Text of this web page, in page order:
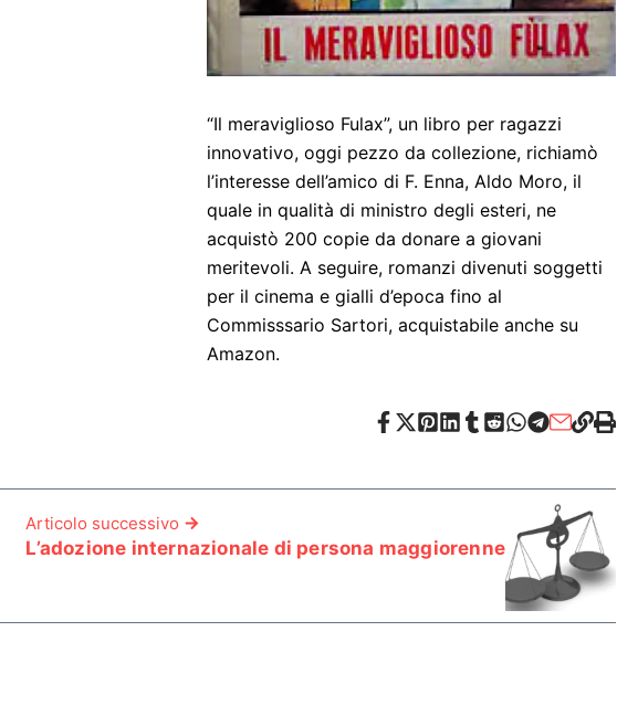
“Il meraviglioso Fulax”, un libro per ragazzi
innovativo, oggi pezzo da collezione, richiamò
l’interesse dell’amico di F. Enna, Aldo Moro, il
quale in qualità di ministro degli esteri, ne
acquistò 200 copie da donare a giovani
meritevoli. A seguire, romanzi divenuti soggetti
per il cinema e gialli d’epoca fino al
Commisssario Sartori, acquistabile anche su
Amazon.
Articolo successivo
L’adozione internazionale di persona maggiorenne